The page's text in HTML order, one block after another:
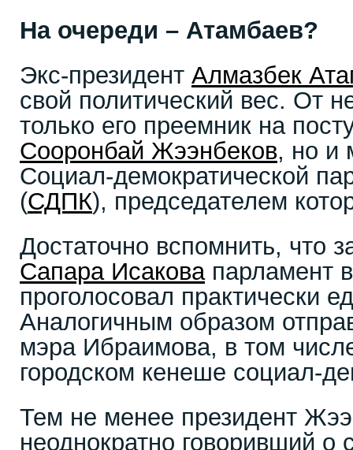
На очереди – Атамбаев?
Экс-президент Алмазбек
свой политический вес. От
только его преемник на
Сооронбай Жээнбеков, но и
Социал-демократической
(СДПК), председателем
Достаточно вспомнить, что
Сапара Исаковапарламент
проголосовал практически
Аналогичным образом
мэра Ибраимова, в том
городском кенеше социал-
Тем не менее президент
неоднократно говоривший о